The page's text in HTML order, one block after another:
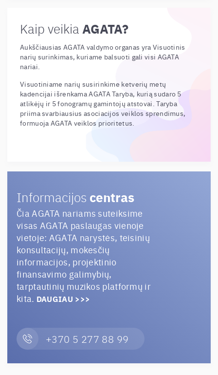
Informacijos centras
Čia AGATA nariams suteiksime
visas AGATA paslaugas vienoje
vietoje: AGATA narystės, teisinių
konsultacijų, mokesčių
informacijos, projektinio
finansavimo galimybių,
tarptautinių muzikos platformų ir
kita. DAUGIAU >>>
+370 5 277 88 99
Kaip veikia AGATA?
Aukščiausias AGATA valdymo organas yra Visuotinis
narių surinkimas, kuriame balsuoti gali visi AGATA
nariai.
Visuotiniame narių susirinkime ketverių metų
kadencijai išrenkama AGATA Taryba, kurią sudaro 5
atlikėjų ir 5 fonogramų gamintojų atstovai. Taryba
priima svarbiausius asociacijos veiklos sprendimus,
formuoja AGATA veiklos prioritetus.